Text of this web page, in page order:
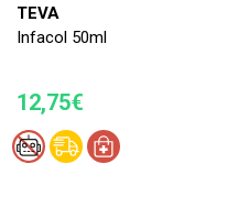
TEVA
Infacol 50ml
12,75€